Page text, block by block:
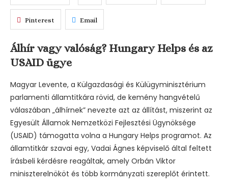
Pinterest Email
Álhír vagy valóság? Hungary Helps és az
USAID ügye
Magyar Levente, a Külgazdasági és Külügyminisztérium
parlamenti államtitkára rövid, de kemény hangvételű
válaszában „álhírnek” nevezte azt az állítást, miszerint az
Egyesült Államok Nemzetközi Fejlesztési Ügynöksége
(USAID) támogatta volna a Hungary Helps programot. Az
államtitkár szavai egy, Vadai Ágnes képviselő által feltett
írásbeli kérdésre reagáltak, amely Orbán Viktor
miniszterelnököt és több kormányzati szereplőt érintett.